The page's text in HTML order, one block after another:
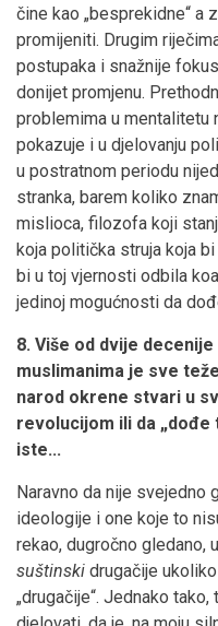
čine kao „besprekidne“ a
promijeniti. Drugim
postupaka i snažnije
donijet promjenu.
problemima u mentalitetu
pokazuje i u djelovanju
u postratnom periodu
stranka, barem koliko
mislioca, filozofa koji
koja politička struja koja
bi u toj vjernosti odbila
jedinoj mogućnosti da
8. Više od dvije
muslimanima je sve
narod okrene stvari u
revolucijom ili da „dođe
iste...
Naravno da nije svejedno
ideologije i one koje to
rekao, dugročno gledano,
suštinski drugačije
„drugačije“. Jednako